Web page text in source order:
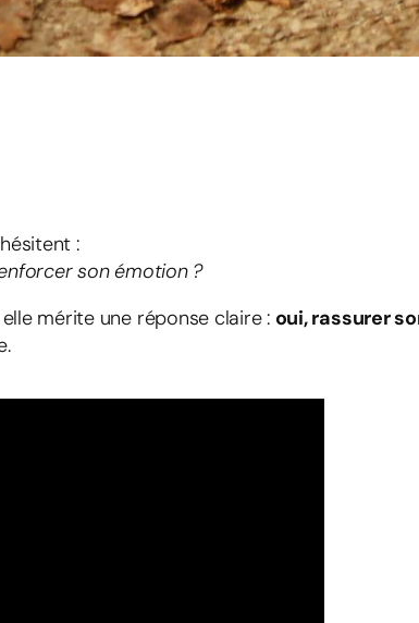
:
son émotion ?
mérite une réponse claire : oui, rassurer